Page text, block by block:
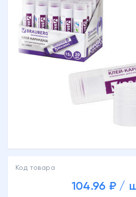
Код товара
104.96 ₽ /